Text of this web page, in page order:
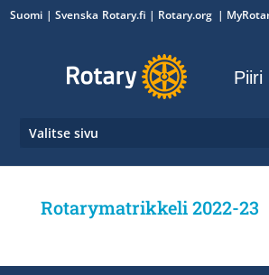
Suomi Svenska Rotary.fi | Rotary.org |
Piiri
Valitse sivu
Rotarymatrikkeli 2022-23